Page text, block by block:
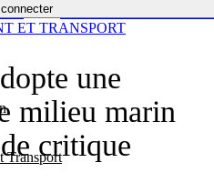
Transport
une
milieu marin
critique
ET TRANSPORT